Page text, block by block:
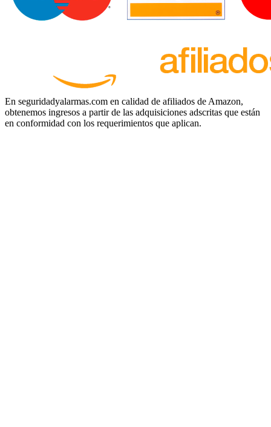
En seguridadyalarmas.com en calidad de afiliados de Amazon,
obtenemos ingresos a partir de las adquisiciones adscritas que están
en conformidad con los requerimientos que aplican.